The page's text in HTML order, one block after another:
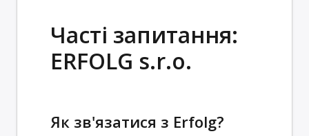
Часті запитання:
ERFOLG s.r.o.
Як зв'язатися з Erfolg?